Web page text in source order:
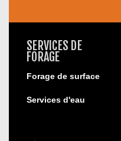
SERVICES DE
FORAGE
Forage de surface
Services d'eau